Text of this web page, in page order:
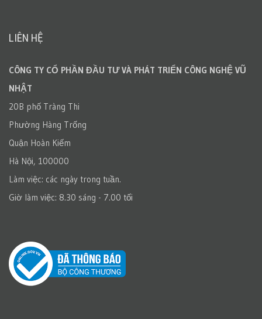
LIÊN HỆ
CÔNG TY CỔ PHẦN ĐẦU TƯ VÀ PHÁT TRIỂN CÔNG NGHỆ VŨ
NHẬT
20B phố Tràng Thi
Phường Hàng Trống
Quận Hoàn Kiếm
Hà Nội, 100000
Làm việc: các ngày trong tuần.
Giờ làm việc: 8.30 sáng - 7.00 tối